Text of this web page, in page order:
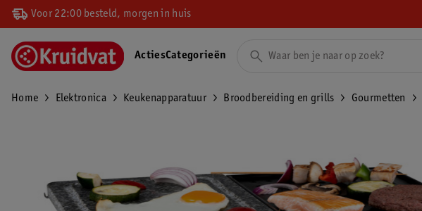
Voor 22:00 besteld, morgen in huis
ActiesCategorieën
Home Elektronica Keukenapparatuur Broodbereiding en grills Gourmetten